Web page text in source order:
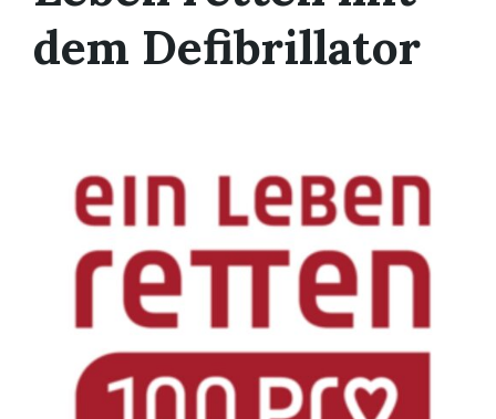
dem Defibrillator